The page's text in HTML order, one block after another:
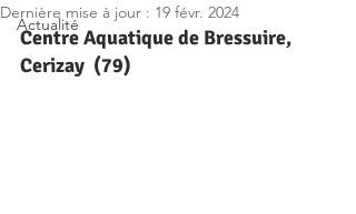
Actualité
Dernière mise à jour : 19 févr. 2024
Centre Aquatique de Bressuire,
Cerizay  (79)